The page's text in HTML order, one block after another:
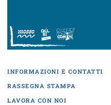
INFORMAZIONI E CONTATTI
RASSEGNA STAMPA
LAVORA CON NOI